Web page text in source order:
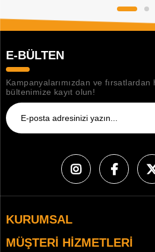
E-BÜLTEN
Kampanyalarımızdan ve
bültenimize kayıt olun!
KURUMSAL
MÜŞTERI HIZMETLERI